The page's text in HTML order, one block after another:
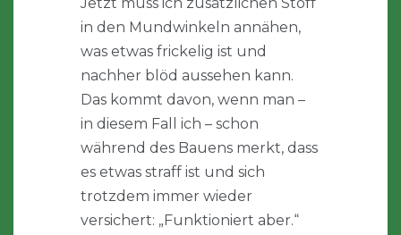
Jetzt muss ich zusätzlichen Stoff
in den Mundwinkeln annähen,
was etwas frickelig ist und
nachher blöd aussehen kann.
Das kommt davon, wenn man –
in diesem Fall ich – schon
während des Bauens merkt, dass
es etwas straff ist und sich
trotzdem immer wieder
versichert: „Funktioniert aber.“